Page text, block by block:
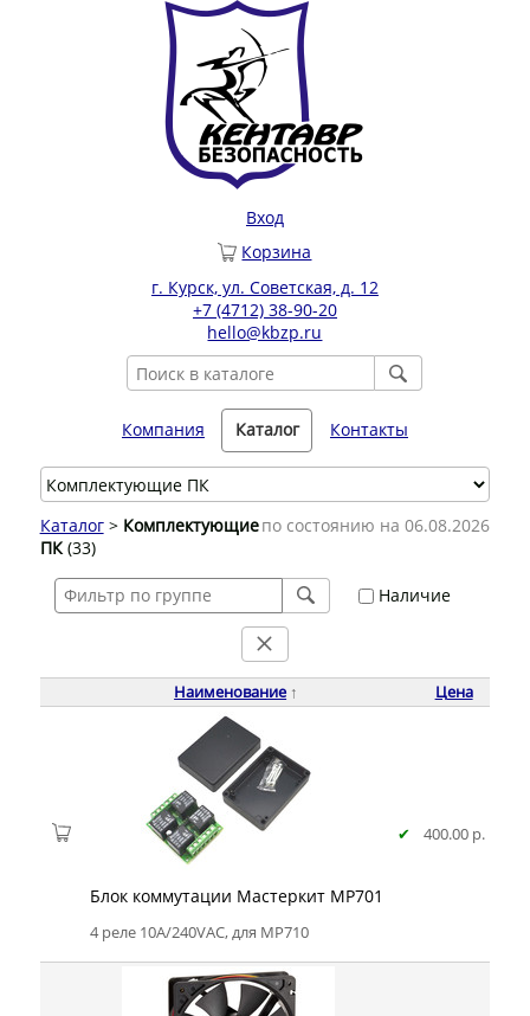
Вход
Корзина
г. Курск, ул. Советская, д. 12
+7 (4712) 38-90-20
hello@kbzp.ru
Компания Каталог Контакты
по состоянию на 06.08.2026
Каталог> Комплектующие
ПК(33)
Наличие
Наименование ↑ Цена
Блок коммутации Мастеркит MP701
4 реле 10A/240VAC, для MP710
✔ 400.00 р.